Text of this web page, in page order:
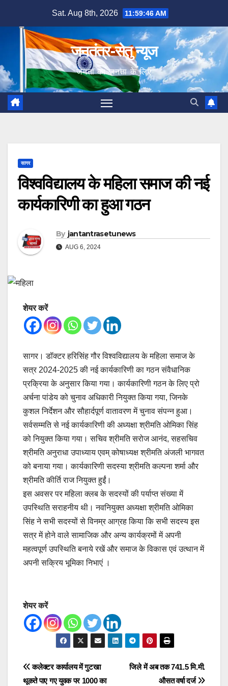
content
Sat. Aug 8th, 2026 11:59:47 AM
जनतंत्र-सेतु न्यूज
जनता का जनता के लिए
सागर
विश्वविद्यालय के महिला समाज की नई
कार्यकारिणी का हुआ गठन
By jantantrasetunews
AUG 6, 2024
शेयर करें
सागर। डॉक्टर हरिसिंह गौर विश्वविद्यालय के महिला समाज के
सत्र 2024-2025 की नई कार्यकारिणी का गठन संवैधानिक
प्रक्रिया के अनुसार किया गया। कार्यकारिणी गठन के लिए प्रो
अर्चना पांडेय को चुनाव अधिकारी नियुक्त किया गया, जिनके
कुशल निर्देशन और सौहार्दपूर्ण वातावरण में चुनाव संपन्न हुआ।
सर्वसम्मति से नई कार्यकारिणी की अध्यक्षा श्रीमति ओमिका सिंह
को नियुक्त किया गया। सचिव श्रीमति सरोज आनंद, सहसचिव
श्रीमति अनुराधा उपाध्याय एवम् कोषाध्यक्ष श्रीमति अंजली भागवत
को बनाया गया। कार्यकारिणी सदस्या श्रीमति कल्पना शर्मा और
श्रीमति कीर्ति राज नियुक्त हुईं।
इस अवसर पर महिला क्लब के सदस्यों की पर्याप्त संख्या में
उपस्थिति सराहनीय थी। नवनियुक्त अध्यक्षा श्रीमति ओमिका
सिंह ने सभी सदस्यों से विनम्र आग्रह किया कि सभी सदस्य इस
सत्र में होने वाले सामाजिक और अन्य कार्यक्रमों में अपनी
महत्वपूर्ण उपस्थिति बनाये रखें और समाज के विकास एवं उत्थान में
अपनी सक्रिय भूमिका निभाएं ।
शेयर करें
Post
जिले में अब तक 741.5 मि.मी.
औसत वर्षा दर्ज
कलेक्टर कार्यालय में गुटखा
थूकते पाए गए युवक पर 1000 का